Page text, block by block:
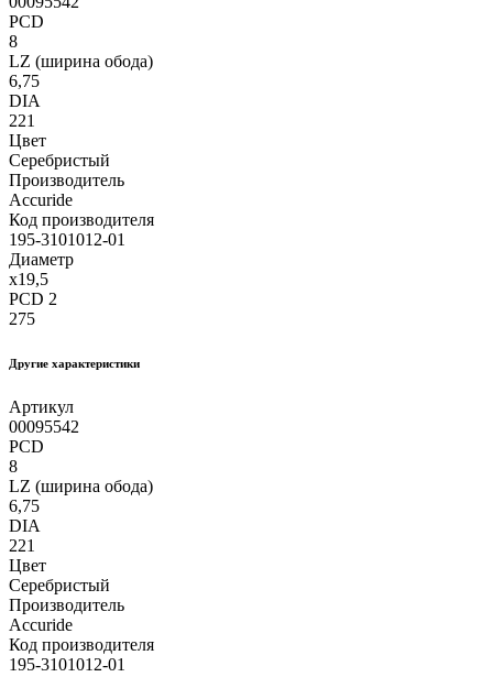
PCD
8
LZ (ширина обода)
6,75
DIA
221
Цвет
Серебристый
Производитель
Accuride
Код производителя
195-3101012-01
Диаметр
x19,5
PCD 2
275
Другие xарактеристики
Артикул
00095542
PCD
8
LZ (ширина обода)
6,75
DIA
221
Цвет
Серебристый
Производитель
Accuride
Код производителя
195-3101012-01